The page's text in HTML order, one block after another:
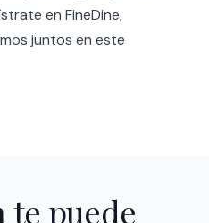
en FineDine,
juntos en este
te puede